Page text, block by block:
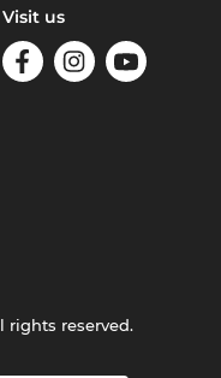
Visit us
rights reserved.